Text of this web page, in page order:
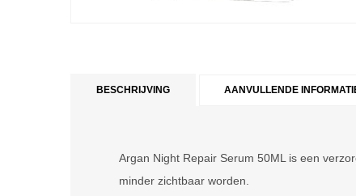
BESCHRIJVING AANVULLENDE
Argan Night Repair Serum 50ML is een
minder zichtbaar worden.